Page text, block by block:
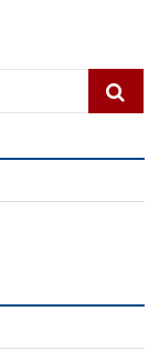
Search